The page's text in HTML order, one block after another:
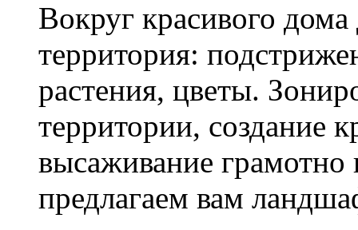
Вокруг красивого
территория:
растения, цветы.
территории, создание
высаживание
предлагаем вам